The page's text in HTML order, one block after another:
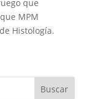
que
MPM
Histología.
Buscar